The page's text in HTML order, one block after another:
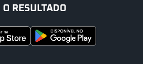
O RESULTADO